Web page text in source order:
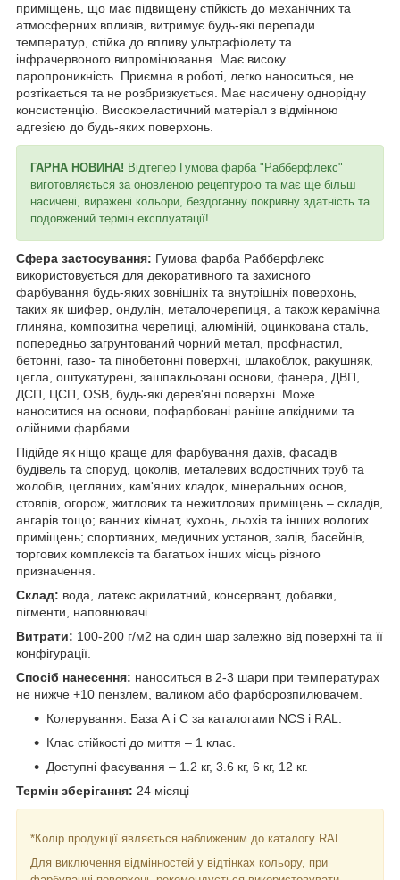
приміщень, що має підвищену стійкість до механічних та
атмосферних впливів, витримує будь-які перепади
температур, стійка до впливу ультрафіолету та
інфрачервоного випромінювання. Має високу
паропроникність. Приємна в роботі, легко наноситься, не
розтікається та не розбризкується. Має насичену однорідну
консистенцію. Високоеластичний матеріал з відмінною
адгезією до будь-яких поверхонь.
ГАРНА НОВИНА! Відтепер Гумова фарба "Рабберфлекс"
виготовляється за оновленою рецептурою та має ще більш
насичені, виражені кольори, бездоганну покривну здатність та
подовжений термін експлуатації!
Сфера застосування: Гумова фарба Рабберфлекс
використовується для декоративного та захисного
фарбування будь-яких зовнішніх та внутрішніх поверхонь,
таких як шифер, ондулін, металочерепиця, а також керамічна
глиняна, композитна черепиці, алюміній, оцинкована сталь,
попередньо загрунтований чорний метал, профнастил,
бетонні, газо- та пінобетонні поверхні, шлакоблок, ракушняк,
цегла, оштукатурені, зашпакльовані основи, фанера, ДВП,
ДСП, ЦСП, OSB, будь-які дерев'яні поверхні. Може
наноситися на основи, пофарбовані раніше алкідними та
олійними фарбами.
Підійде як ніщо краще для фарбування дахів, фасадів
будівель та споруд, цоколів, металевих водостічних труб та
жолобів, цегляних, кам'яних кладок, мінеральних основ,
стовпів, огорож, житлових та нежитлових приміщень – складів,
ангарів тощо; ванних кімнат, кухонь, льохів та інших вологих
приміщень; спортивних, медичних установ, залів, басейнів,
торгових комплексів та багатьох інших місць різного
призначення.
Склад: вода, латекс акрилатний, консервант, добавки,
пігменти, наповнювачі.
Витрати: 100-200 г/м2 на один шар залежно від поверхні та її
конфігурації.
Спосіб нанесення: наноситься в 2-3 шари при температурах
не нижче +10 пензлем, валиком або фарборозпилювачем.
Колерування: База А і С за каталогами NCS і RAL.
Клас стійкості до миття – 1 клас.
Доступні фасування – 1.2 кг, 3.6 кг, 6 кг, 12 кг.
Термін зберігання: 24 місяці
*Колір продукції являється наближеним до каталогу RAL
Для виключення відмінностей у відтінках кольору, при